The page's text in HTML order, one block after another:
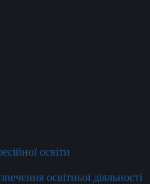
освіти
освітньої діяльності